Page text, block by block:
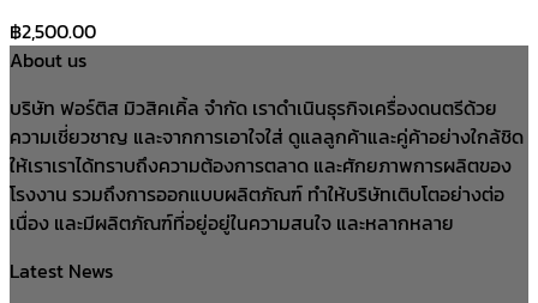
฿2,500.00
About us
บริษัท ฟอร์ติส มิวสิคเคิ้ล จำกัด เราดำเนินธุรกิจเครื่องดนตรีด้วย
ความเชี่ยวชาญ และจากการเอาใจใส่ ดูแลลูกค้าและคู่ค้าอย่างใกล้ชิด
ให้เราเราได้ทราบถึงความต้องการตลาด และศักยภาพการผลิตของ
โรงงาน รวมถึงการออกแบบผลิตภัณฑ์ ทำให้บริษัทเติบโตอย่างต่อ
เนื่อง และมีผลิตภัณฑ์ที่อยู่อยู่ในความสนใจ และหลากหลาย
Latest News